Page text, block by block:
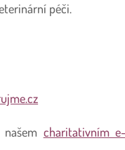
péči.
charitativním